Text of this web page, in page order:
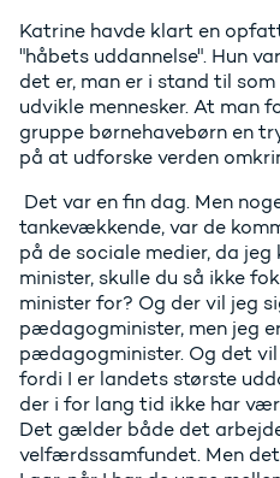
Katrine havde klart en
"håbets uddannelse". Hun
det er, man er i stand til
udvikle mennesker. At man
gruppe børnehavebørn en
på at udforske verden
Det var en fin dag. Men
tankevækkende, var de
på de sociale medier, da jeg
minister, skulle du så ikke
minister for? Og der vil jeg
pædagogminister, men jeg
pædagogminister. Og det
fordi I er landets største
der i for lang tid ikke har
Det gælder både det
velfærdssamfundet. Men